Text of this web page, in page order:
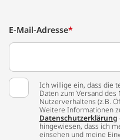
E-Mail-Adresse*
Ich willige ein, dass die
Daten zum Versand
Nutzerverhaltens (z.B.
Weitere Informationen
Datenschutzerklärung
hingewiesen, dass ich
einsehen und meine